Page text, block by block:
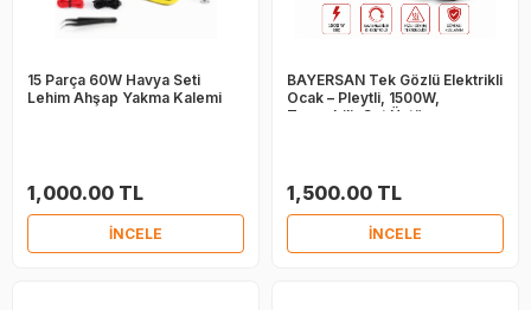
15 Parça 60W Havya Seti
Lehim Ahşap Yakma Kalemi
1,000.00 TL
İNCELE
BAYERSAN Tek Gözlü Elektrikli
Ocak – Pleytli, 1500W,
Taşınabilir Set Üstü
1,500.00 TL
İNCELE